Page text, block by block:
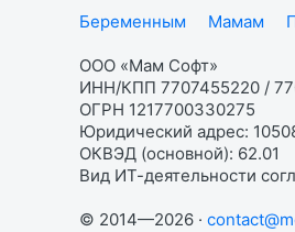
Беременным
Мамам
ООО «Мам Софт»
ИНН/КПП 7707455220 /
ОГРН 1217700330275
Юридический адрес:
ОКВЭД (основной): 62.01
Вид ИТ-деятельности
© 2014—2026 ·